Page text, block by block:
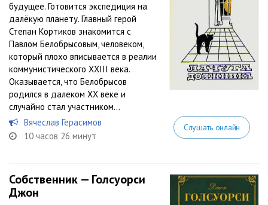
будущее. Готовится экспедиция на
далёкую планету. Главный герой
Степан Кортиков знакомится с
Павлом Белобрысовым, человеком,
который плохо вписывается в реалии
коммунистического XXIII века.
Оказывается, что Белобрысов
родился в далеком XX веке и
случайно стал участником...
Вячеслав Герасимов
10 часов 26 минут
Слушать онлайн
Собственник — Голсуорси
Джон